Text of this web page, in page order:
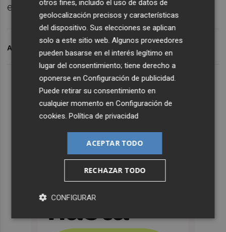
europeas.
ARCHIVADO EN
otros fines, incluido el uso de datos de
geolocalización precisos y características
del dispositivo. Sus elecciones se aplican
solo a este sitio web. Algunos proveedores
pueden basarse en el interés legítimo en
lugar del consentimiento; tiene derecho a
oponerse enConfiguración de publicidad
Puede retirar su consentimiento en
cualquier momento enConfiguración de
cookies .Política de privacidad
ACEPTAR TODO
RECHAZAR TODO
CONFIGURAR